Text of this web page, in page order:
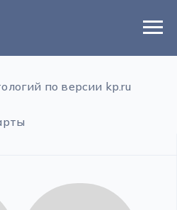
по версии kp.ru